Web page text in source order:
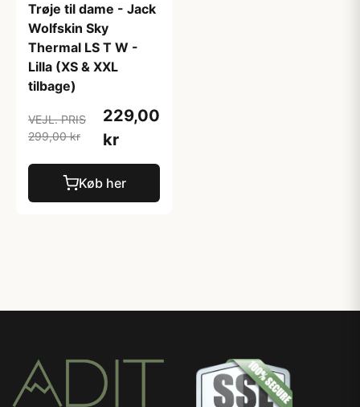
Trøje til dame - Jack
Wolfskin Sky
Thermal LS T W -
Lilla (XS & XXL
tilbage)
VEJL. PRIS
299,00 kr
229,00
kr
Køb her